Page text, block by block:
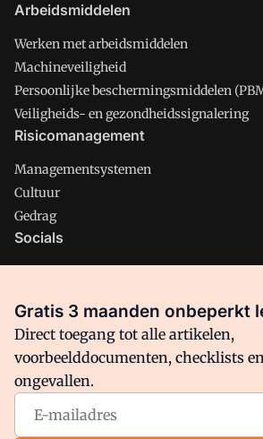
Arbeidsmiddelen
Werken met arbeidsmiddelen
Machineveiligheid
Persoonlijke beschermingsmiddelen
Veiligheids- en gezondheidssignalering
Risicomanagement
Managementsystemen
Cultuur
Gedrag
Socials
Facebook
Arbo is onderdeel van VMN media. Lees
VMN media voor staat. Op gebruik van
Gratis 3 maanden onbeperkt
Direct toegang tot alle artikelen,
voorbeelddocumenten, checklists
ongevallen.